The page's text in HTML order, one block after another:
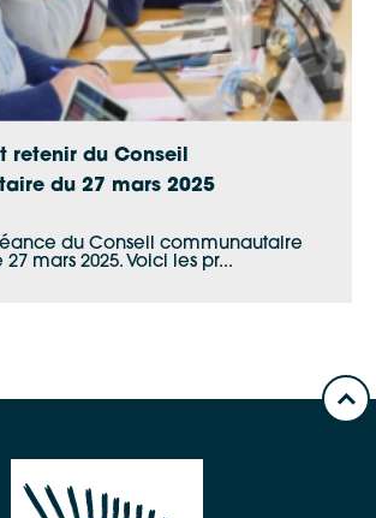
retenir du Conseil
du 27 mars 2025
du Conseil communautaire
27 mars 2025. Voici les pr...